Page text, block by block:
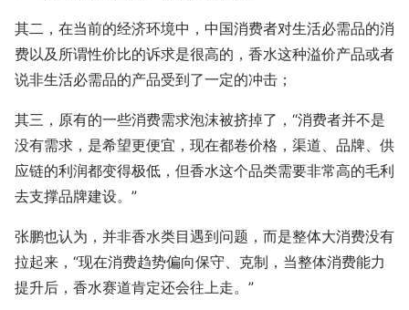
其二，在当前的经济环境中，中国消费者对生活必需品的消
费以及所谓性价比的诉求是很高的，香水这种溢价产品或者
说非生活必需品的产品受到了一定的冲击；
其三，原有的一些消费需求泡沫被挤掉了，“消费者并不是
没有需求，是希望更便宜，现在都卷价格，渠道、品牌、供
应链的利润都变得极低，但香水这个品类需要非常高的毛利
去支撑品牌建设。”
张鹏也认为，并非香水类目遇到问题，而是整体大消费没有
拉起来，“现在消费趋势偏向保守、克制，当整体消费能力
提升后，香水赛道肯定还会往上走。”